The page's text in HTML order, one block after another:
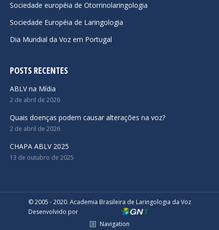
Sociedade européia de Otorrinolaringologia
Sociedade Européia de Laringologia
Dia Mundial da Voz em Portugal
POSTS RECENTES
ABLV na Mídia
2 de abril de 2026
Quais doenças podem causar alterações na voz?
2 de abril de 2026
CHAPA ABLV 2025
13 de outubro de 2025
© 2005 - 2020. Academia Brasileira de Laringologia da Voz
Desenvolvido por
Navigation